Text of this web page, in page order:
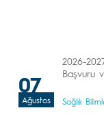
07
Ağustos
2026-
Başvuru
Sağlık